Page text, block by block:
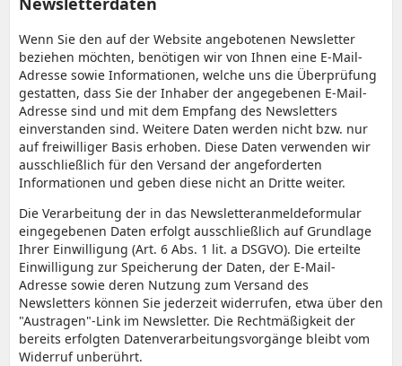
Wenn Sie den auf der Website angebotenen Newsletter
beziehen möchten, benötigen wir von Ihnen eine E-Mail-
Adresse sowie Informationen, welche uns die Überprüfung
gestatten, dass Sie der Inhaber der angegebenen E-Mail-
Adresse sind und mit dem Empfang des Newsletters
einverstanden sind. Weitere Daten werden nicht bzw. nur
auf freiwilliger Basis erhoben. Diese Daten verwenden wir
ausschließlich für den Versand der angeforderten
Informationen und geben diese nicht an Dritte weiter.
Die Verarbeitung der in das Newsletteranmeldeformular
eingegebenen Daten erfolgt ausschließlich auf Grundlage
Ihrer Einwilligung (Art. 6 Abs. 1 lit. a DSGVO). Die erteilte
Einwilligung zur Speicherung der Daten, der E-Mail-
Adresse sowie deren Nutzung zum Versand des
Newsletters können Sie jederzeit widerrufen, etwa über den
"Austragen"-Link im Newsletter. Die Rechtmäßigkeit der
bereits erfolgten Datenverarbeitungsvorgänge bleibt vom
Widerruf unberührt.